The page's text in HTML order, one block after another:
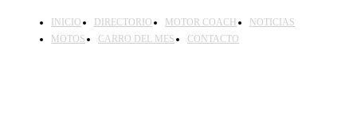
INICIO DIRECTORIO MOTOR COACH
NOTICIAS
MOTOS
CARRO DEL MES CONTACTO